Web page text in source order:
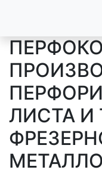
ЛИСТА И